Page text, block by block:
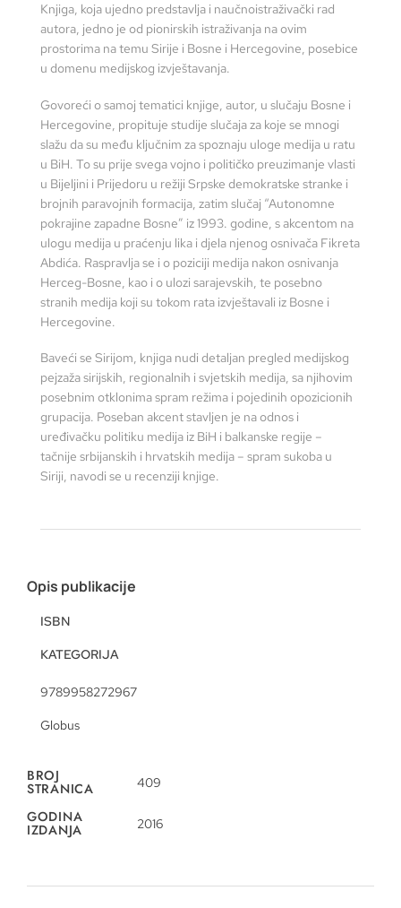
Knjiga, koja ujedno predstavlja i naučnoistraživački rad
autora, jedno je od pionirskih istraživanja na ovim
prostorima na temu Sirije i Bosne i Hercegovine, posebice
u domenu medijskog izvještavanja.
Govoreći o samoj tematici knjige, autor, u slučaju Bosne i
Hercegovine, propituje studije slučaja za koje se mnogi
slažu da su među ključnim za spoznaju uloge medija u ratu
u BiH. To su prije svega vojno i političko preuzimanje vlasti
u Bijeljini i Prijedoru u režiji Srpske demokratske stranke i
brojnih paravojnih formacija, zatim slučaj “Autonomne
pokrajine zapadne Bosne” iz 1993. godine, s akcentom na
ulogu medija u praćenju lika i djela njenog osnivača Fikreta
Abdića. Raspravlja se i o poziciji medija nakon osnivanja
Herceg-Bosne, kao i o ulozi sarajevskih, te posebno
stranih medija koji su tokom rata izvještavali iz Bosne i
Hercegovine.
Baveći se Sirijom, knjiga nudi detaljan pregled medijskog
pejzaža sirijskih, regionalnih i svjetskih medija, sa njihovim
posebnim otklonima spram režima i pojedinih opozicionih
grupacija. Poseban akcent stavljen je na odnos i
uređivačku politiku medija iz BiH i balkanske regije –
tačnije srbijanskih i hrvatskih medija – spram sukoba u
Siriji, navodi se u recenziji knjige.
Opis publikacije
ISBN
KATEGORIJA
9789958272967
Globus
BROJ
STRANICA 409
GODINA
IZDANJA 2016